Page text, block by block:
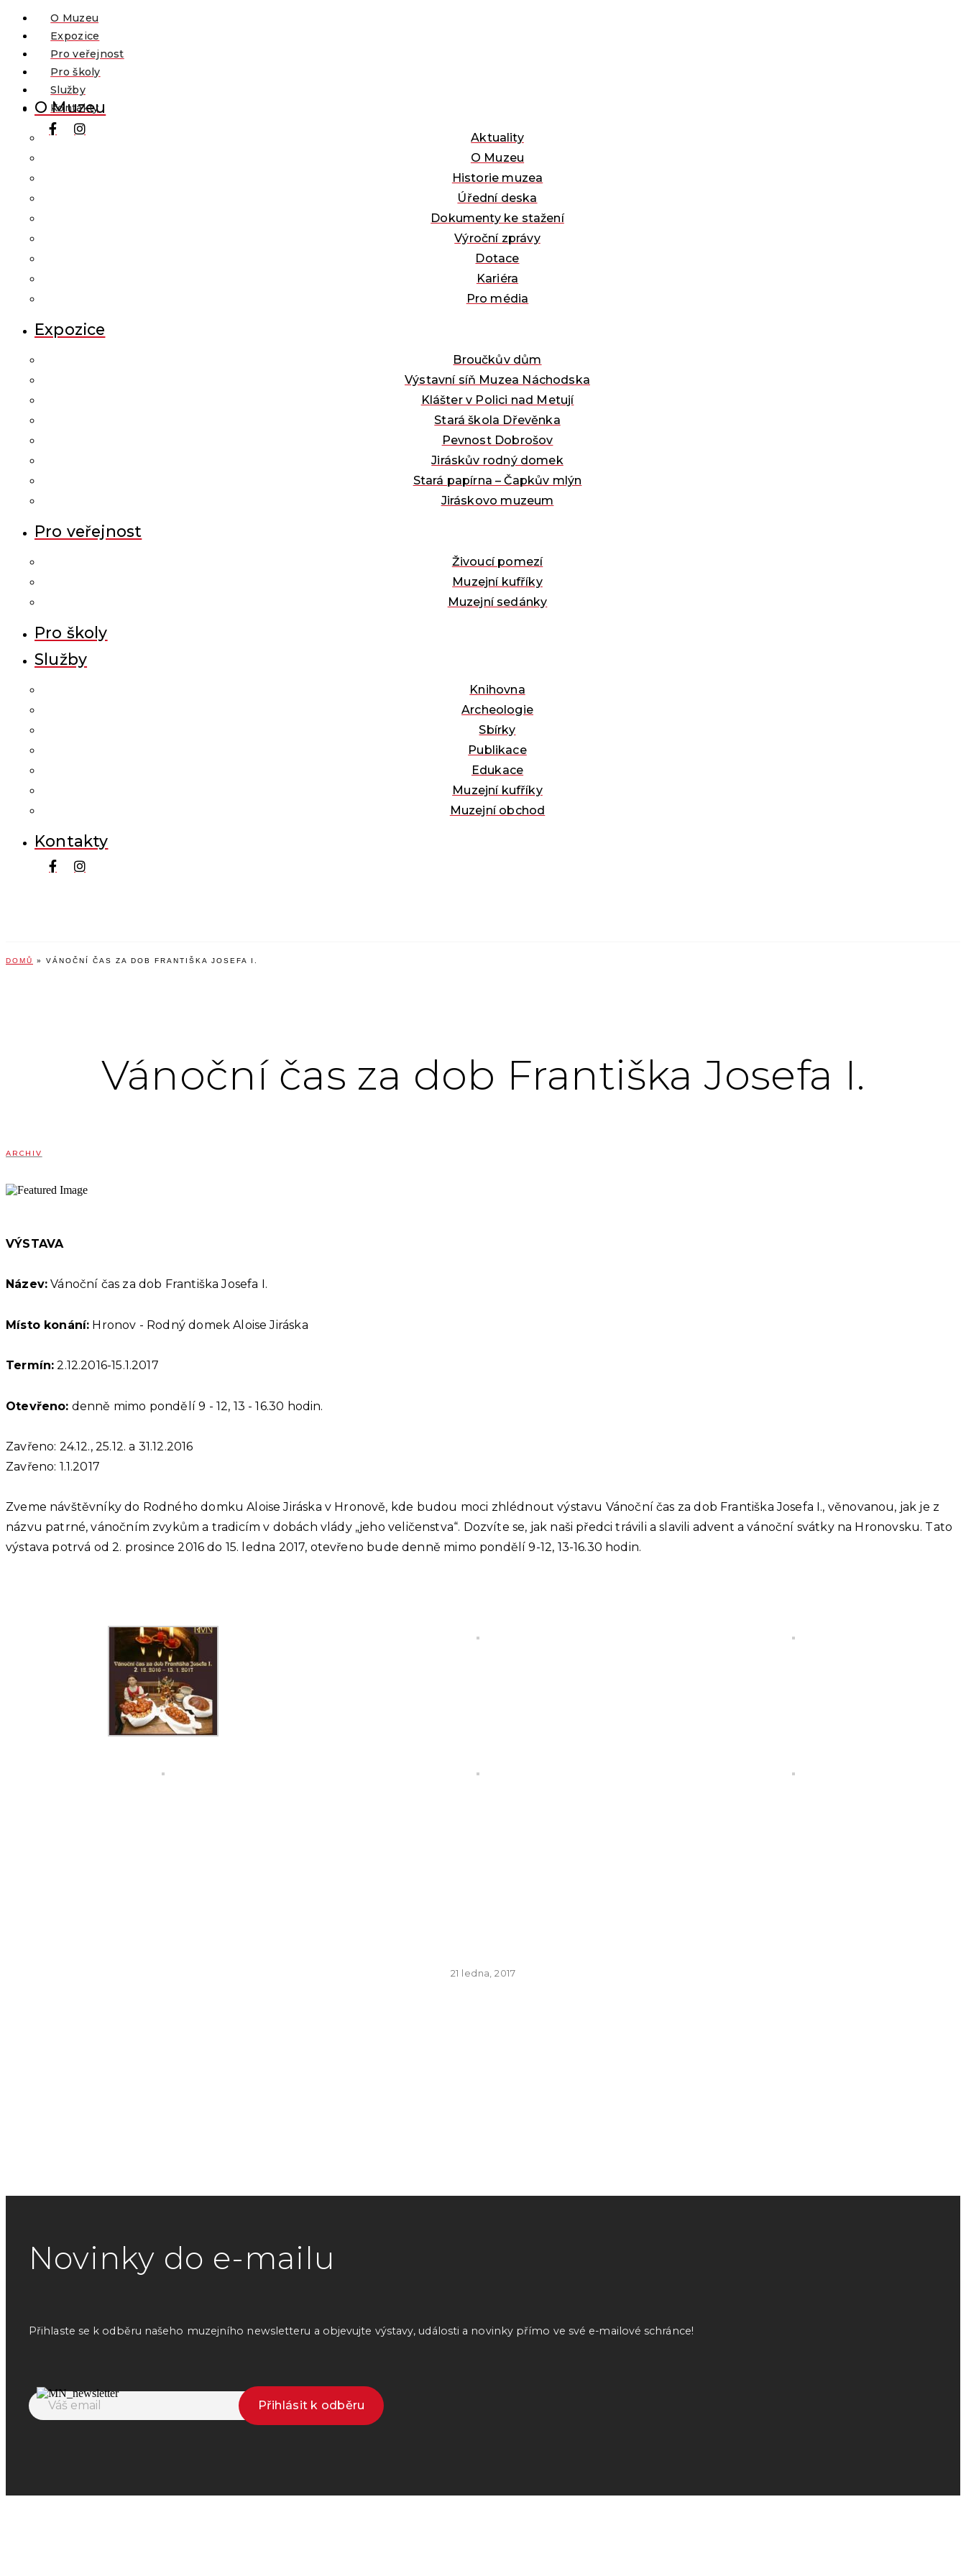
O Muzeu
Expozice
Pro veřejnost
Pro školy
Služby
Kontakty
O Muzeu
Aktuality
O Muzeu
Historie muzea
Úřední deska
Dokumenty ke stažení
Výroční zprávy
Dotace
Kariéra
Pro média
Expozice
Broučkův dům
Výstavní síň Muzea Náchodska
Klášter v Polici nad Metují
Stará škola Dřevěnka
Pevnost Dobrošov
Jiráskův rodný domek
Stará papírna – Čapkův mlýn
Jiráskovo muzeum
Pro veřejnost
Živoucí pomezí
Muzejní kufříky
Muzejní sedánky
Pro školy
Služby
Knihovna
Archeologie
Sbírky
Publikace
Edukace
Muzejní kufříky
Muzejní obchod
Kontakty
DOMŮ » VÁNOČNÍ ČAS ZA DOB FRANTIŠKA JOSEFA I.
Vánoční čas za dob Františka Josefa I.
ARCHIV
VÝSTAVA
Název: Vánoční čas za dob Františka Josefa I.
Místo konání: Hronov - Rodný domek Aloise Jiráska
Termín: 2.12.2016-15.1.2017
Otevřeno: denně mimo pondělí 9 - 12, 13 - 16.30 hodin.
Zavřeno: 24.12., 25.12. a 31.12.2016
Zavřeno: 1.1.2017
Zveme návštěvníky do Rodného domku Aloise Jiráska v Hronově, kde budou moci zhlédnout výstavu Vánoční čas za dob Františka Josefa I., věnovanou, jak je z
názvu patrné, vánočním zvykům a tradicím v dobách vlády „jeho veličenstva“. Dozvíte se, jak naši předci trávili a slavili advent a vánoční svátky na Hronovsku. Tato
výstava potrvá od 2. prosince 2016 do 15. ledna 2017, otevřeno bude denně mimo pondělí 9-12, 13-16.30 hodin.
21 ledna, 2017
Novinky do e-mailu
Přihlaste se k odběru našeho muzejního newsletteru a objevujte výstavy, události a novinky přímo ve své e-mailové schránce!
Přihlásit k odběru